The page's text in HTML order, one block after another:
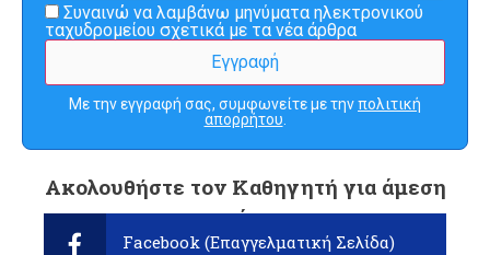
Συναινώ να λαμβάνω μηνύματα ηλεκτρονικού
ταχυδρομείου σχετικά με τα νέα άρθρα
Με την εγγραφή σας, συμφωνείτε με τηνπολιτική
απορρήτου
Ακολουθήστε τον Καθηγητή για άμεση
ενημέρωση:
Facebook (Επαγγελματική Σελίδα)